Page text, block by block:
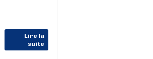
Lire la
suite